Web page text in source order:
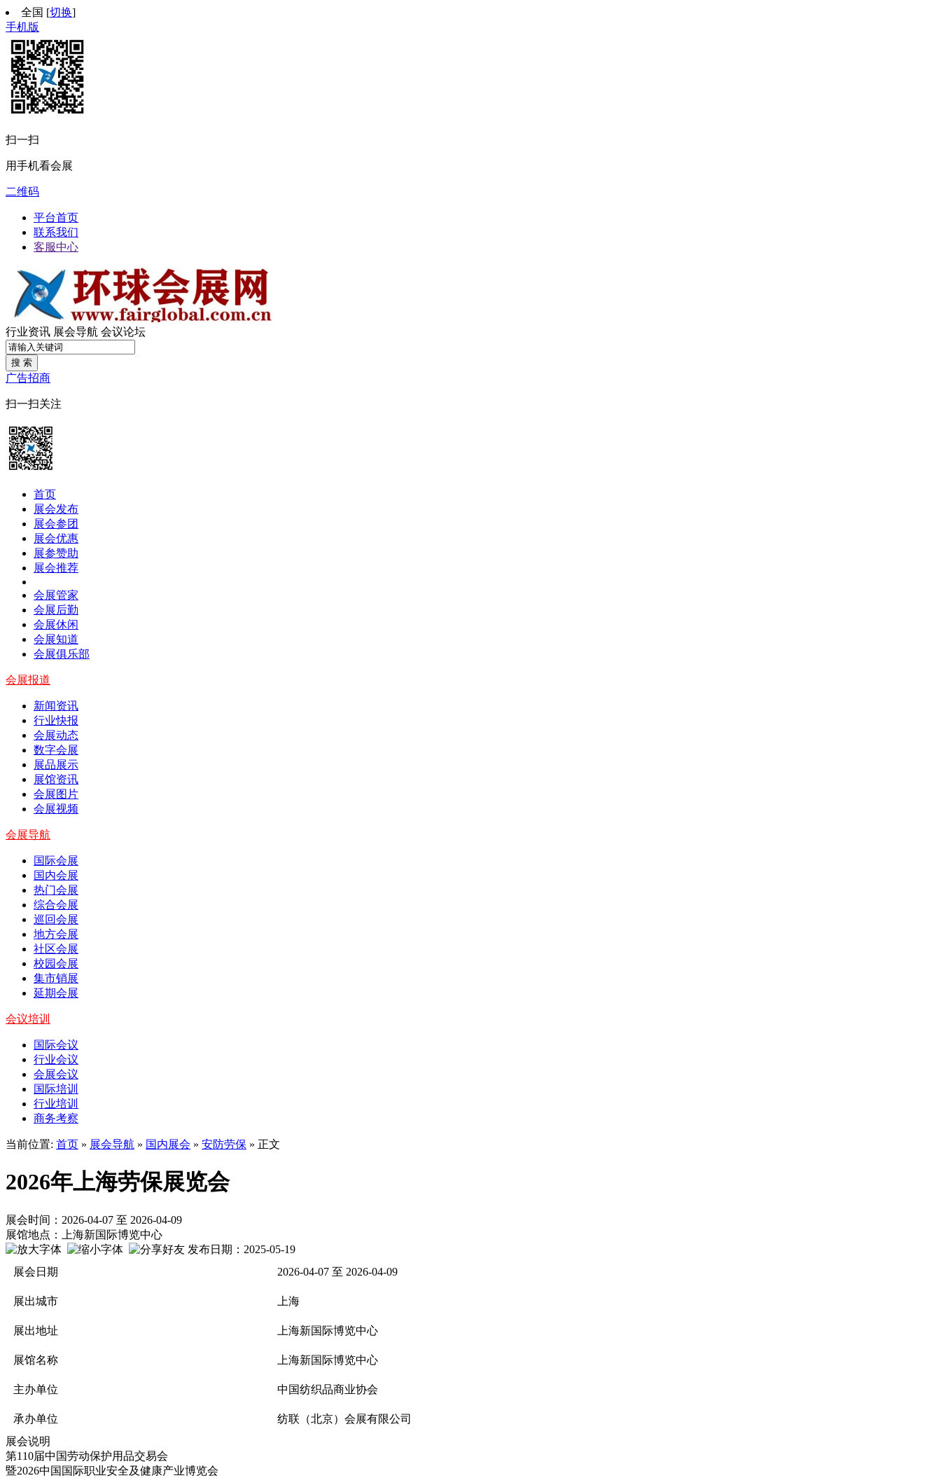
全国 [切换]
手机版
扫一扫
用手机看会展
二维码
平台首页
联系我们
客服中心
行业资讯 展会导航 会议论坛
搜 索
广告招商
扫一扫关注
首页
展会发布
展会参团
展会优惠
展参赞助
展会推荐
会展管家
会展后勤
会展休闲
会展知道
会展俱乐部
会展报道
新闻资讯
行业快报
会展动态
数字会展
展品展示
展馆资讯
会展图片
会展视频
会展导航
国际会展
国内会展
热门会展
综合会展
巡回会展
地方会展
社区会展
校园会展
集市销展
延期会展
会议培训
国际会议
行业会议
会展会议
国际培训
行业培训
商务考察
当前位置: 首页 » 展会导航 » 国内展会 » 安防劳保 » 正文
2026年上海劳保展览会
展会时间：2026-04-07 至 2026-04-09
展馆地点：上海新国际博览中心
发布日期：2025-05-19
展会日期
2026-04-07 至 2026-04-09
展出城市 上海
展出地址 上海新国际博览中心
展馆名称 上海新国际博览中心
主办单位 中国纺织品商业协会
承办单位
纺联（北京）会展有限公司
展会说明
第110届中国劳动保护用品交易会
暨2026中国国际职业安全及健康产业博览会